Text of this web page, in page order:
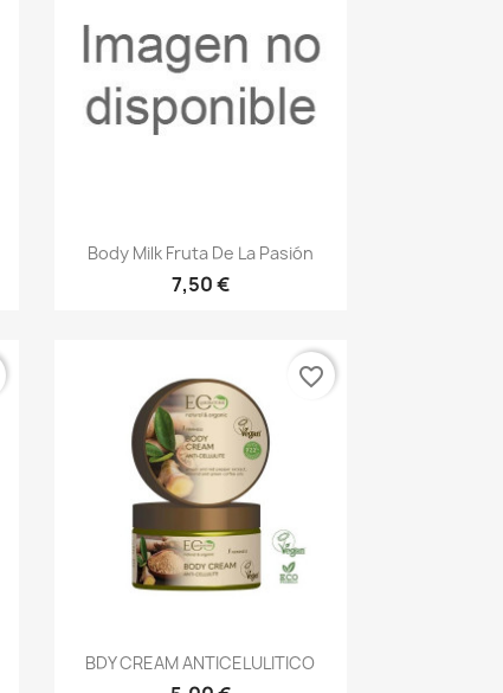
Vista rápida
Body Milk Fruta De La Pasión
7,50 €
Vista rápida
BDY CREAM ANTICELULITICO
favorite_border